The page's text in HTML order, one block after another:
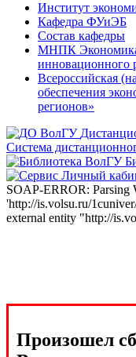
Институт
Кафедра ФУиЭБ
Состав кафедры
МНПК Экономика
инновационного
Всероссийская
обеспечения
регионов»
Система
SOAP-ERROR:
'http://is.volsu.ru/
external entity "http://
Произошел